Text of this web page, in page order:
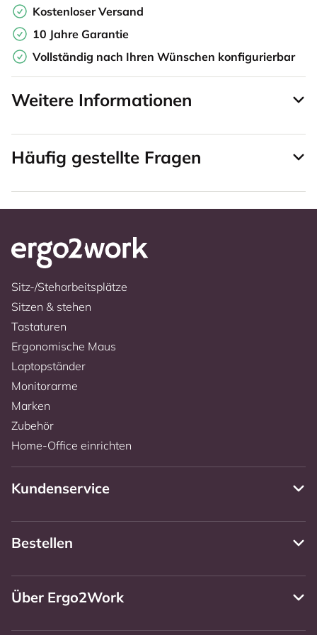
Kostenloser Versand
10 Jahre Garantie
Vollständig nach Ihren Wünschen konfigurierbar
Weitere Informationen
Häufig gestellte Fragen
Sitz-/Steharbeitsplätze
Sitzen & stehen
Tastaturen
Ergonomische Maus
Laptopständer
Monitorarme
Marken
Zubehör
Home-Office einrichten
Kundenservice
Bestellen
Über Ergo2Work